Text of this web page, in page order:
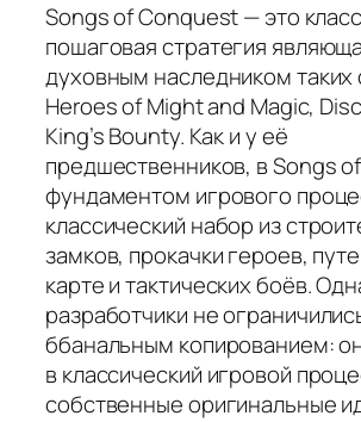
Songs of Conquest — это
пошаговая стратегия
духовным наследником таких
Heroes of Might and Magic,
King’s Bounty. Как и у её
предшественников, в Songs
фундаментом игрового
классический набор из
замков, прокачки героев,
карте и тактических боёв.
разработчики не
ббанальным копированием:
в классический игровой
собственные оригинальные